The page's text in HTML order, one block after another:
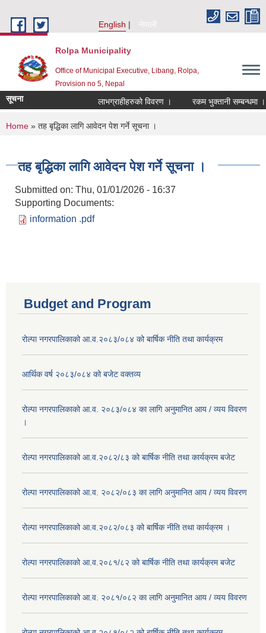
English
नेपाली
Rolpa Municipality
Office of Municipal Executive, Libang, Rolpa,
Provision no 5, Nepal
सूचना लाभग्राहीहरुको विवरण । रकम भुक्तानी सम्बन्धमा ।
You are here
Home » तह बृद्धिका लागि आवेदन पेश गर्ने सूचना ।
तह बृद्धिका लागि आवेदन पेश गर्ने सूचना ।
Submitted on: Thu, 01/01/2026 - 16:37
Supporting Documents:
information .pdf
Budget and Program
रोल्पा नगरपालिकाको आ.व.२०८३/०८४ को बार्षिक नीति तथा कार्यक्रम
आर्थिक वर्ष २०८३/०८४ को बजेट वक्तव्य
रोल्पा नगरपालिकाको आ.व. २०८३/०८४ का लागि अनुमानित आय / व्यय विवरण
।
रोल्पा नगरपालिकाको आ.व.२०८२/८३ को बार्षिक नीति तथा कार्यक्रम बजेट
रोल्पा नगरपालिकाको आ.व. २०८२/०८३ का लागि अनुमानित आय / व्यय विवरण
रोल्पा नगरपालिकाको आ.व.२०८२/०८३ को बार्षिक नीति तथा कार्यक्रम ।
रोल्पा नगरपालिकाको आ.व.२०८१/८२ को बार्षिक नीति तथा कार्यक्रम बजेट
रोल्पा नगरपालिकाको आ.व. २०८१/०८२ का लागि अनुमानित आय / व्यय विवरण